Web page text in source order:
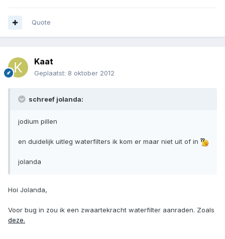
Quote
Kaat
Geplaatst: 8 oktober 2012
schreef jolanda:
jodium pillen
en duidelijk uitleg waterfilters ik kom er maar niet uit of in
jolanda
Hoi Jolanda,
Voor bug in zou ik een zwaartekracht waterfilter aanraden. Zoals
deze.